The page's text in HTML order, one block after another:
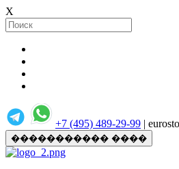
X
+7 (495) 489-29-99 |
����������� ����